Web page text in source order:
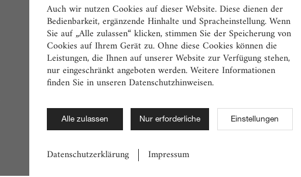
Auch wir nutzen Cookies auf dieser Website. Diese dienen der
Bedienbarkeit, ergänzende Hinhalte und Spracheinstellung. Wenn
Sie auf „Alle zulassen“ klicken, stimmen Sie der Speicherung von
Cookies auf Ihrem Gerät zu. Ohne diese Cookies können die
Leistungen, die Ihnen auf unserer Website zur Verfügung stehen,
nur eingeschränkt angeboten werden. Weitere Informationen
finden Sie in unseren Datenschutzhinweisen.
Alle zulassen Nur erforderliche Einstellungen
Datenschutzerklärung Impressum